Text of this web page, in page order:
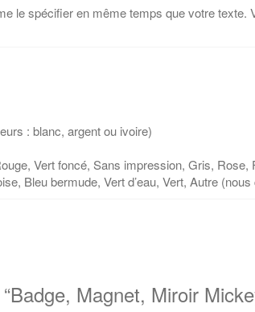
le spécifier en même temps que votre
: blanc, argent ou ivoire)
Vert foncé, Sans impression, Gris,
Bleu bermude, Vert d’eau, Vert, Autre
Magnet, Miroir